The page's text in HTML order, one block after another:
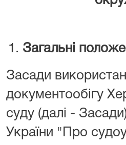
Загальні
Засади
документообігу
суду (далі -
України "Про